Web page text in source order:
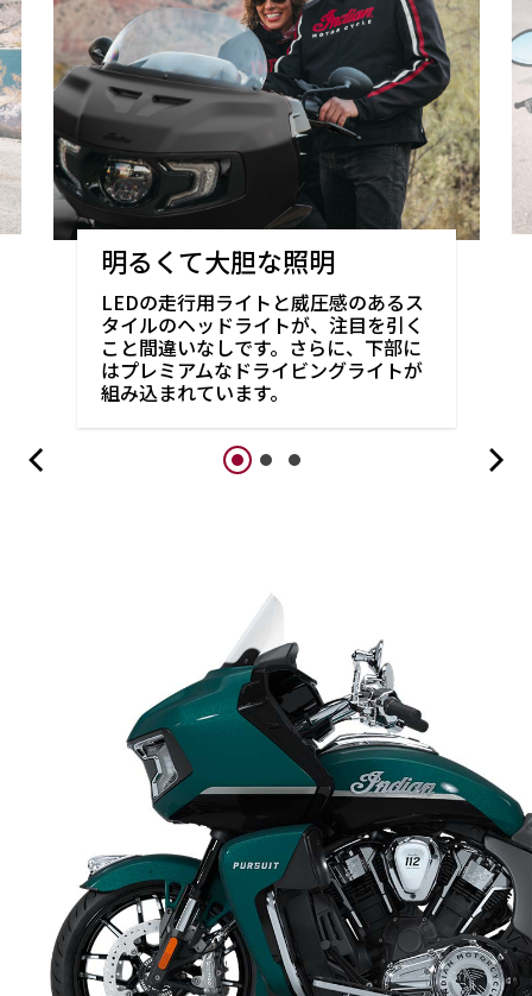
明るくて大胆な照明
LEDの走行用ライトと威圧感のあるス
タイルのヘッドライトが、注目を引く
こと間違いなしです。さらに、下部に
はプレミアムなドライビングライトが
組み込まれています。